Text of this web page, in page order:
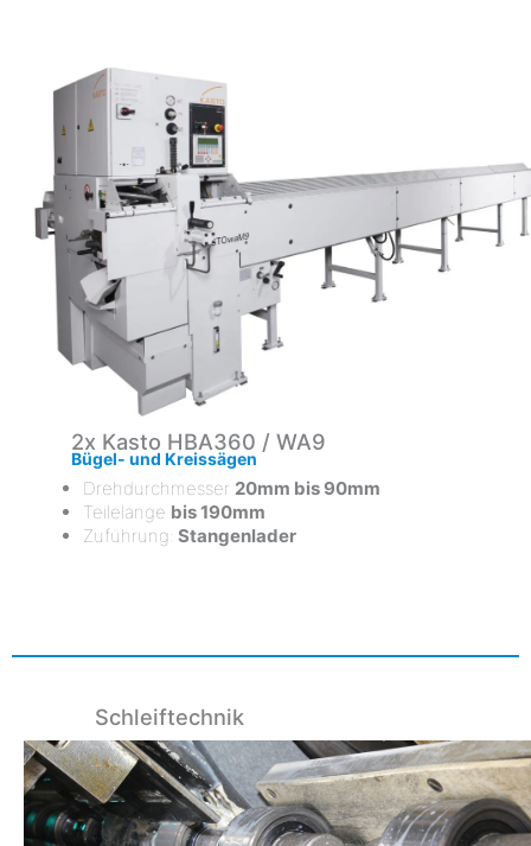
2x Kasto HBA360 / WA9
Bügel- und Kreissägen
Drehdurchmesser 20mm bis 90mm
Teilelänge bis 190mm
Zuführung: Stangenlader
Schleiftechnik